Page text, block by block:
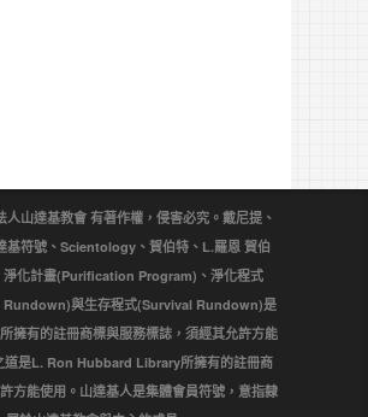
人山達基教會 有著作權，侵害必究。戴尼提、
基符號、Scientology、賀伯特、L.羅恩 賀伯
淨化計畫(Purification Program)、淨化程式
與生存程式(Survival Rundown)是
擁有的註冊商標與服務標誌，須經其允許方能
道是L. Ron Hubbard Library所擁有的註冊商
方能使用。山達基人是集體會員符號，意指隸